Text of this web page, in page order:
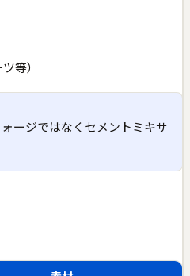
等）
ージではなくセメントミキサ